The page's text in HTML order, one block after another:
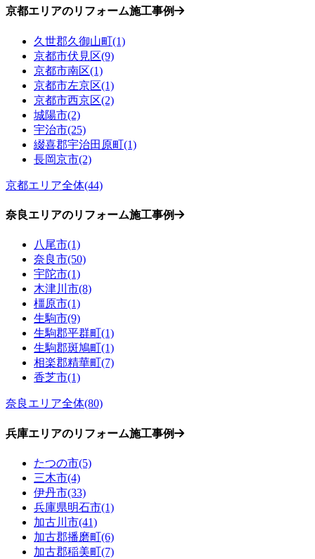
京都エリアのリフォーム施工事例
久世郡久御山町(1)
京都市伏見区(9)
京都市南区(1)
京都市左京区(1)
京都市西京区(2)
城陽市(2)
宇治市(25)
綴喜郡宇治田原町(1)
長岡京市(2)
京都エリア全体(44)
奈良エリアのリフォーム施工事例
八尾市(1)
奈良市(50)
宇陀市(1)
木津川市(8)
橿原市(1)
生駒市(9)
生駒郡平群町(1)
生駒郡斑鳩町(1)
相楽郡精華町(7)
香芝市(1)
奈良エリア全体(80)
兵庫エリアのリフォーム施工事例
たつの市(5)
三木市(4)
伊丹市(33)
兵庫県明石市(1)
加古川市(41)
加古郡播磨町(6)
加古郡稲美町(7)